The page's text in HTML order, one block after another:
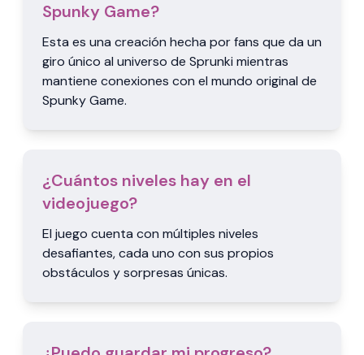
Spunky Game?
Esta es una creación hecha por fans que da un
giro único al universo de Sprunki mientras
mantiene conexiones con el mundo original de
Spunky Game.
¿Cuántos niveles hay en el
videojuego?
El juego cuenta con múltiples niveles
desafiantes, cada uno con sus propios
obstáculos y sorpresas únicas.